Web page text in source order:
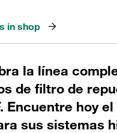
in shop
la línea
de filtro de
Encuentre hoy
sus sistemas